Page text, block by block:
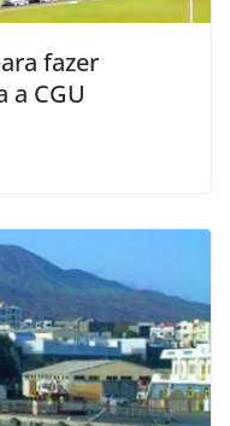
fazer
CGU